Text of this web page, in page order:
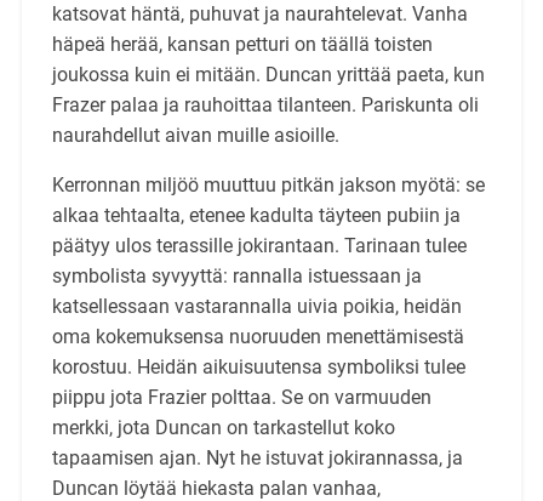
katsovat häntä, puhuvat ja naurahtelevat. Vanha
häpeä herää, kansan petturi on täällä toisten
joukossa kuin ei mitään. Duncan yrittää paeta, kun
Frazer palaa ja rauhoittaa tilanteen. Pariskunta oli
naurahdellut aivan muille asioille.
Kerronnan miljöö muuttuu pitkän jakson myötä: se
alkaa tehtaalta, etenee kadulta täyteen pubiin ja
päätyy ulos terassille jokirantaan. Tarinaan tulee
symbolista syvyyttä: rannalla istuessaan ja
katsellessaan vastarannalla uivia poikia, heidän
oma kokemuksensa nuoruuden menettämisestä
korostuu. Heidän aikuisuutensa symboliksi tulee
piippu jota Frazier polttaa. Se on varmuuden
merkki, jota Duncan on tarkastellut koko
tapaamisen ajan. Nyt he istuvat jokirannassa, ja
Duncan löytää hiekasta palan vanhaa,